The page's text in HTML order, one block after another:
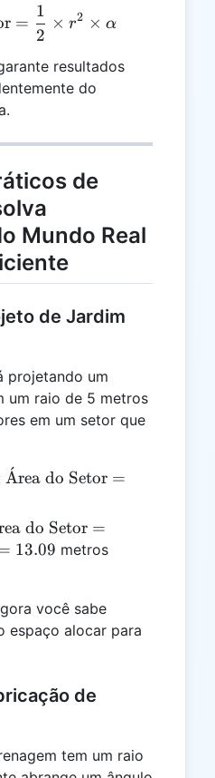
\text{Área do Setor} =
=
2
1
× r2 × α
resultados
do
de
Mundo Real
de Jardim
projetando um
um raio de 5 metros
em um setor que
\text{Área
\frac{\pi
\times 5^2
{360}
A
ˊrea do Setor =
Setor} =
60}
=
do Setor =
13.09 metros
você sabe
espaço alocar para
de
tem um raio